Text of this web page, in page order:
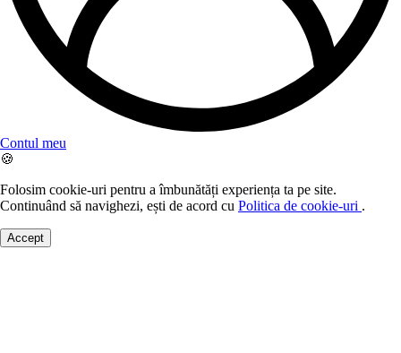
Contul meu
🍪
Folosim cookie-uri pentru a îmbunătăți experiența ta pe site.
Continuând să navighezi, ești de acord cu Politica de cookie-uri .
Accept